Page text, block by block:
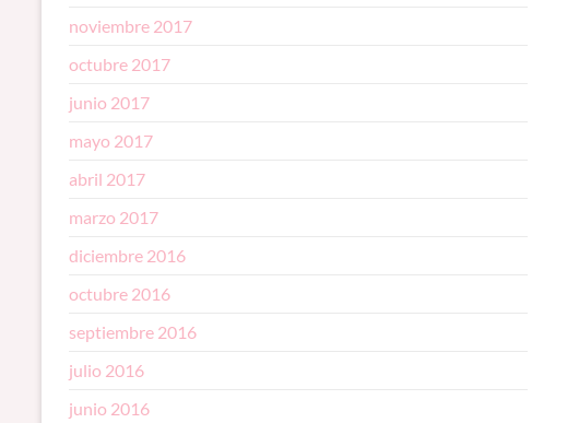
noviembre 2017
octubre 2017
junio 2017
mayo 2017
abril 2017
marzo 2017
diciembre 2016
octubre 2016
septiembre 2016
julio 2016
junio 2016